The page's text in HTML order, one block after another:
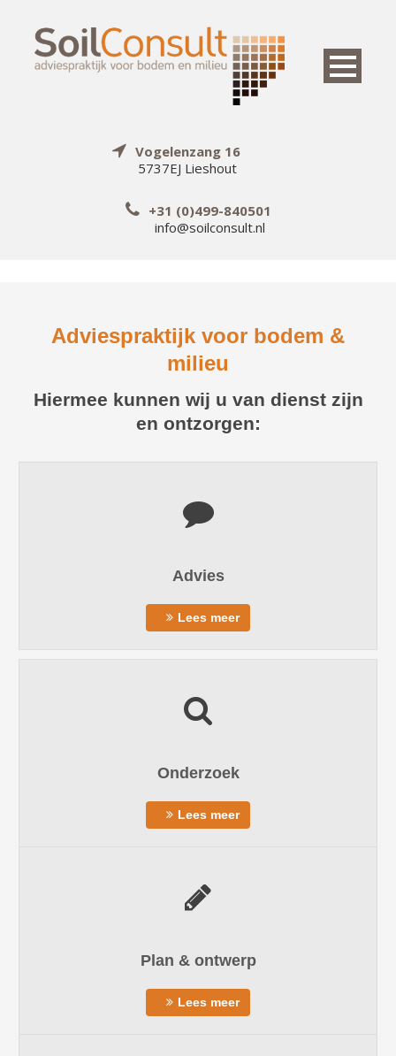
Vogelenzang 16
5737EJ Lieshout
+31 (0)499-840501
info@soilconsult.nl
Adviespraktijk voor bodem &
milieu
Hiermee kunnen wij u van dienst zijn
en ontzorgen:
Advies
Lees meer
Onderzoek
Lees meer
Plan & ontwerp
Lees meer